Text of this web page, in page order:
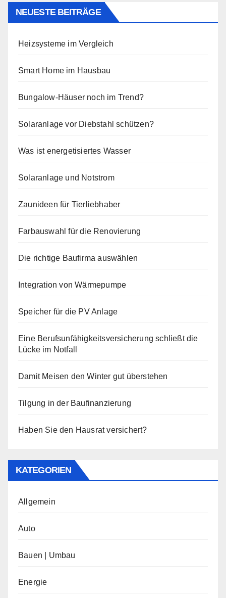
NEUESTE BEITRÄGE
Heizsysteme im Vergleich
Smart Home im Hausbau
Bungalow-Häuser noch im Trend?
Solaranlage vor Diebstahl schützen?
Was ist energetisiertes Wasser
Solaranlage und Notstrom
Zaunideen für Tierliebhaber
Farbauswahl für die Renovierung
Die richtige Baufirma auswählen
Integration von Wärmepumpe
Speicher für die PV Anlage
Eine Berufsunfähigkeitsversicherung schließt die
Lücke im Notfall
Damit Meisen den Winter gut überstehen
Tilgung in der Baufinanzierung
Haben Sie den Hausrat versichert?
KATEGORIEN
Allgemein
Auto
Bauen | Umbau
Energie